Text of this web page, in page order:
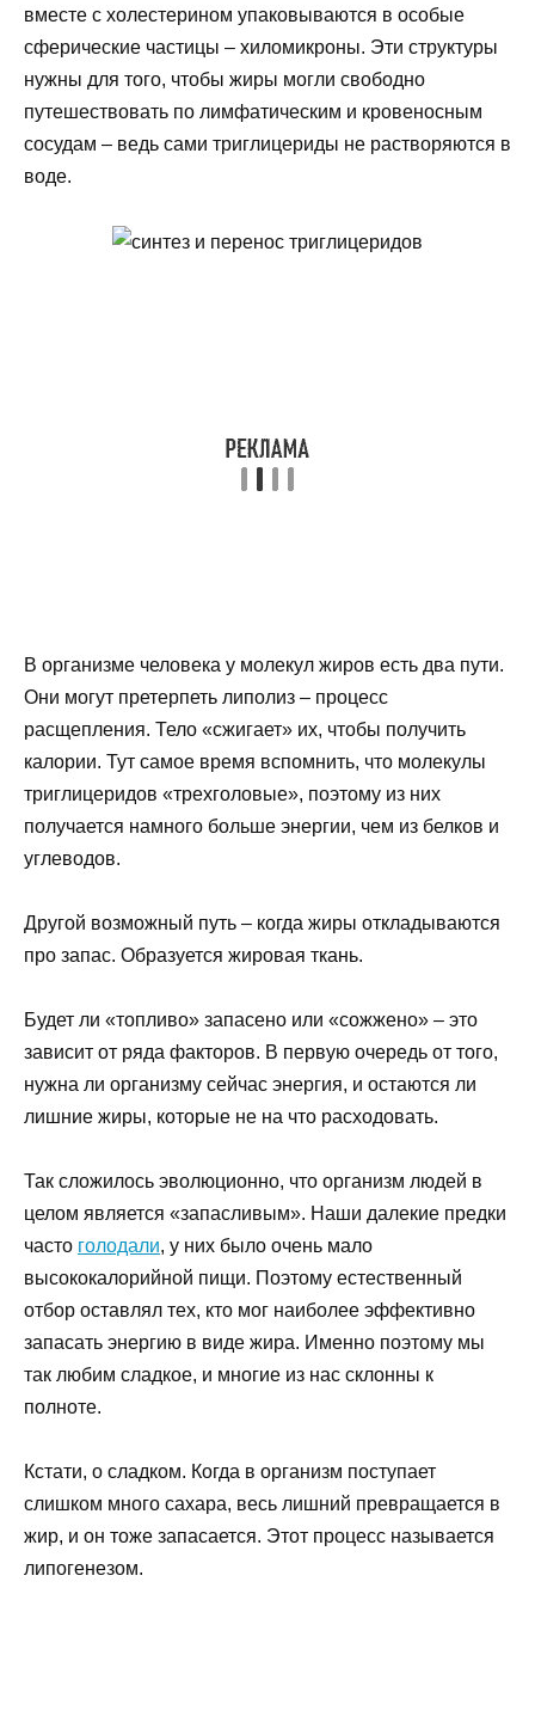
вместе с холестерином упаковываются в особые
сферические частицы – хиломикроны. Эти структуры
нужны для того, чтобы жиры могли свободно
путешествовать по лимфатическим и кровеносным
сосудам – ведь сами триглицериды не растворяются в
воде.
В организме человека у молекул жиров есть два пути.
Они могут претерпеть липолиз – процесс
расщепления. Тело «сжигает» их, чтобы получить
калории. Тут самое время вспомнить, что молекулы
триглицеридов «трехголовые», поэтому из них
получается намного больше энергии, чем из белков и
углеводов.
Другой возможный путь – когда жиры откладываются
про запас. Образуется жировая ткань.
Будет ли «топливо» запасено или «сожжено» – это
зависит от ряда факторов. В первую очередь от того,
нужна ли организму сейчас энергия, и остаются ли
лишние жиры, которые не на что расходовать.
Так сложилось эволюционно, что организм людей в
целом является «запасливым». Наши далекие предки
часто голодали, у них было очень мало
высококалорийной пищи. Поэтому естественный
отбор оставлял тех, кто мог наиболее эффективно
запасать энергию в виде жира. Именно поэтому мы
так любим сладкое, и многие из нас склонны к
полноте.
Кстати, о сладком. Когда в организм поступает
слишком много сахара, весь лишний превращается в
жир, и он тоже запасается. Этот процесс называется
липогенезом.